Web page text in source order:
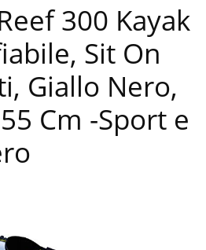
300 Kayak
Sit On
Giallo Nero,
Cm -Sport e